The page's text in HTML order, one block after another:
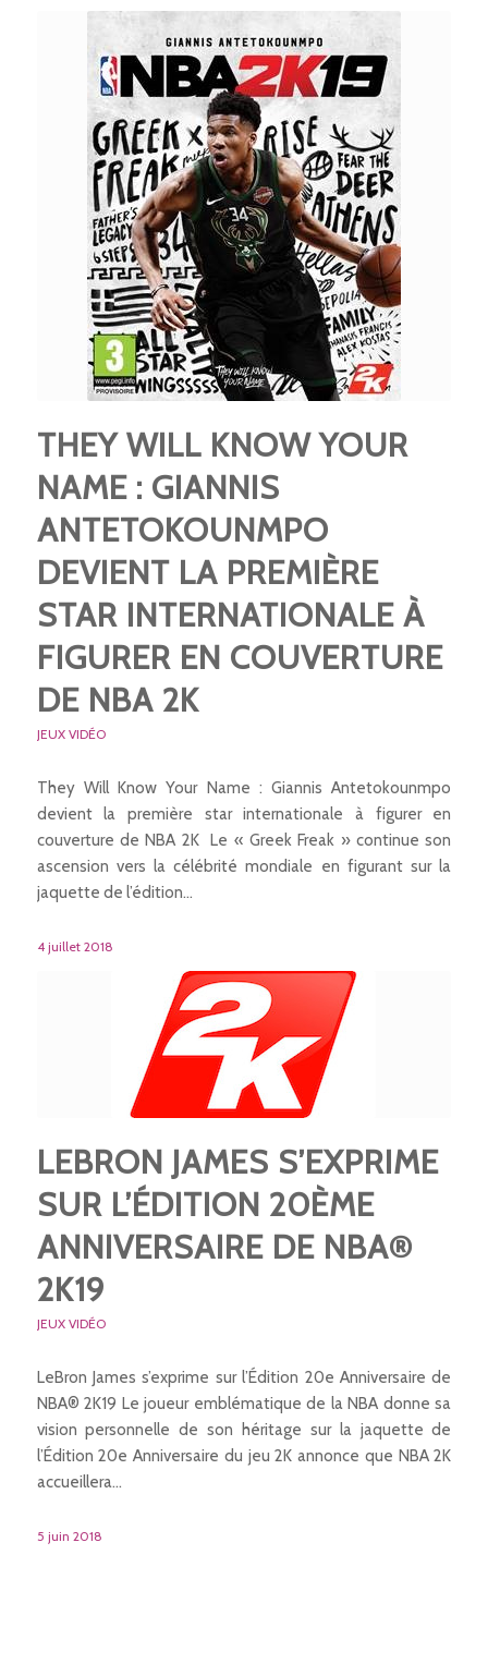
THEY WILL KNOW YOUR
NAME : GIANNIS
ANTETOKOUNMPO
DEVIENT LA PREMIÈRE
STAR INTERNATIONALE À
FIGURER EN COUVERTURE
DE NBA 2K
JEUX VIDÉO
They Will Know Your Name : Giannis Antetokounmpo
devient la première star internationale à figurer en
couverture de NBA 2K Le « Greek Freak » continue son
ascension vers la célébrité mondiale en figurant sur la
jaquette de l’édition…
4 juillet 2018
LEBRON JAMES S’EXPRIME
SUR L’ÉDITION 20ÈME
ANNIVERSAIRE DE NBA®
2K19
JEUX VIDÉO
LeBron James s’exprime sur l’Édition 20e Anniversaire de
NBA® 2K19 Le joueur emblématique de la NBA donne sa
vision personnelle de son héritage sur la jaquette de
l’Édition 20e Anniversaire du jeu 2K annonce que NBA 2K
accueillera…
5 juin 2018